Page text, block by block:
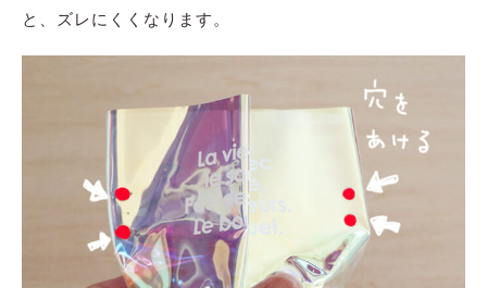
と 、 ズレにくくなります。